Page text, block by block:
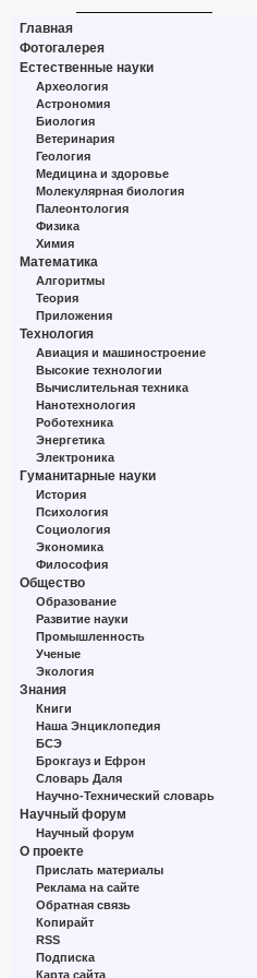
Главная
Фотогалерея
Естественные науки
Археология
Астрономия
Биология
Ветеринария
Геология
Медицина и здоровье
Молекулярная биология
Палеонтология
Физика
Химия
Математика
Алгоритмы
Теория
Приложения
Технология
Авиация и машиностроение
Высокие технологии
Вычислительная техника
Нанотехнология
Роботехника
Энергетика
Электроника
Гуманитарные науки
История
Психология
Социология
Экономика
Философия
Общество
Образование
Развитие науки
Промышленность
Ученые
Экология
Знания
Книги
Наша Энциклопедия
БСЭ
Брокгауз и Ефрон
Словарь Даля
Научно-Технический словарь
Научный форум
Научный форум
О проекте
Прислать материалы
Реклама на сайте
Обратная связь
Копирайт
RSS
Подписка
Карта сайта